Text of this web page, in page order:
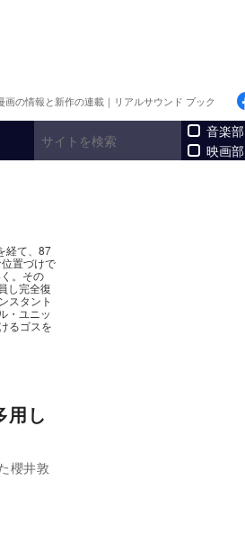
画の情報と新作の連載｜リアルサウンド ブック
音楽部
映画部
経て、87
置づけで
。その
し完全復
スタント
・ユニッ
るゴスを
用し
櫻井敦